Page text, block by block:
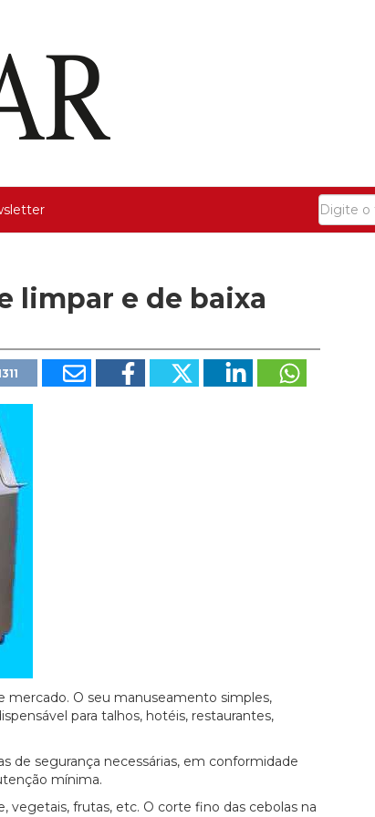
limpar e de baixa
mercado. O seu manuseamento simples,
para talhos, hotéis, restaurantes,
de segurança necessárias, em conformidade
mínima.
vegetais, frutas, etc. O corte fino das cebolas na